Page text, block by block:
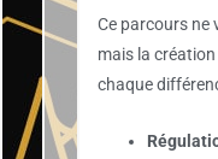
Ce parcours ne
mais la
chaque